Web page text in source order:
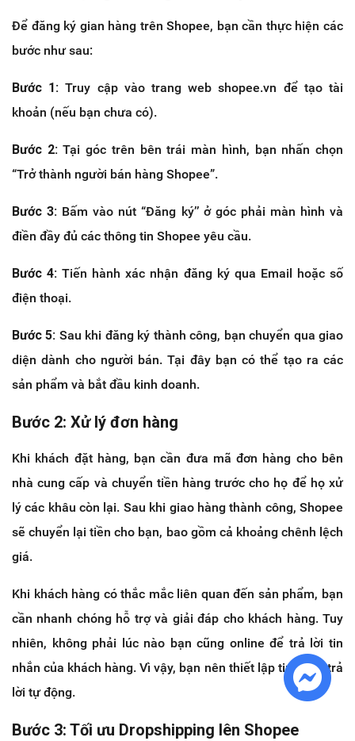
Để đăng ký gian hàng trên Shopee, bạn cần thực hiện các
bước như sau:
Bước 1:Truy cập vào trang web shopee.vn để tạo tài
khoản (nếu bạn chưa có).
Bước 2:Tại góc trên bên trái màn hình, bạn nhấn chọn
“Trở thành người bán hàng Shopee”.
Bước 3: Bấm vào nút “Đăng ký’’ ở góc phải màn hình và
điền đầy đủ các thông tin Shopee yêu cầu.
Bước 4:Tiến hành xác nhận đăng ký qua Email hoặc số
điện thoại.
Bước 5: Sau khi đăng ký thành công, bạn chuyển qua giao
diện dành cho người bán. Tại đây bạn có thể tạo ra các
sản phẩm và bắt đầu kinh doanh.
Bước 2: Xử lý đơn hàng
Khi khách đặt hàng, bạn cần đưa mã đơn hàng cho bên
nhà cung cấp và chuyển tiền hàng trước cho họ để họ xử
lý các khâu còn lại. Sau khi giao hàng thành công, Shopee
sẽ chuyển lại tiền cho bạn, bao gồm cả khoảng chênh lệch
giá.
Khi khách hàng có thắc mắc liên quan đến sản phẩm, bạn
cần nhanh chóng hỗ trợ và giải đáp cho khách hàng. Tuy
nhiên, không phải lúc nào bạn cũng online để trả lời tin
nhắn của khách hàng. Vì vậy, bạn nên thiết lập tin nhắn trả
lời tự động.
Bước 3: Tối ưu Dropshipping lên Shopee